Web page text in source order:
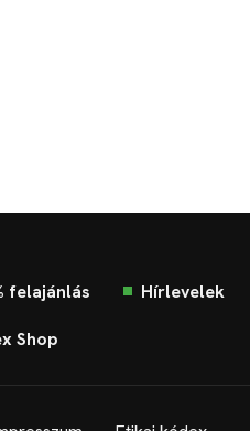
felajánlás Hírlevelek
Shop